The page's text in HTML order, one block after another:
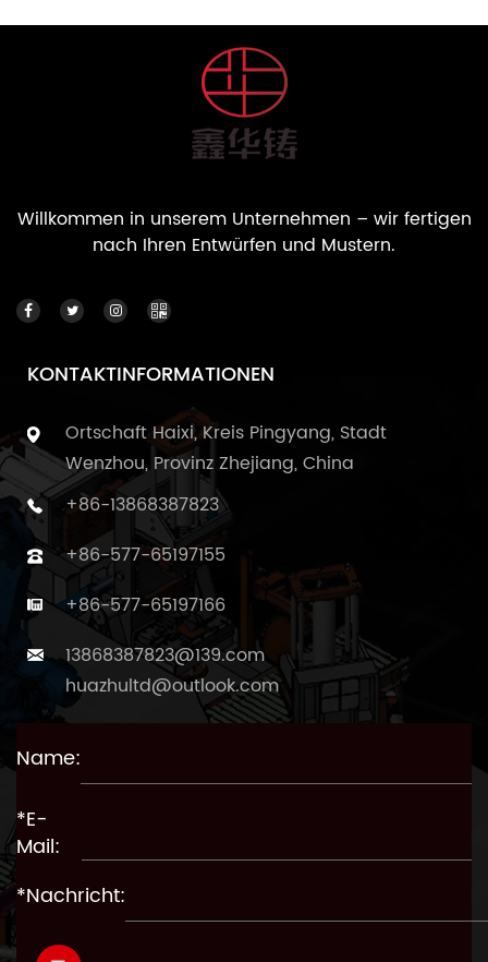
Willkommen in unserem Unternehmen – wir fertigen
nach Ihren Entwürfen und Mustern.
KONTAKTINFORMATIONEN
Ortschaft Haixi, Kreis Pingyang, Stadt
Wenzhou, Provinz Zhejiang, China
+86-13868387823
+86-577-65197155
+86-577-65197166
13868387823@139.com
huazhultd@outlook.com
Name:
*E-
Mail:
*Nachricht: